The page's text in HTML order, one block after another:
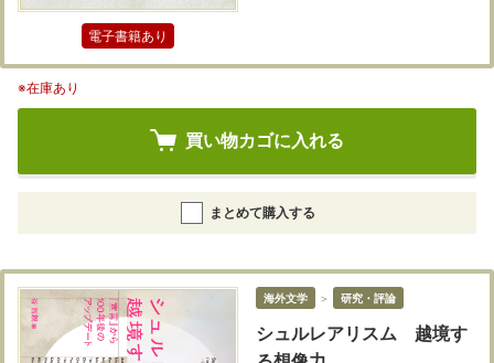
電子書籍あり
※在庫あり
買い物カゴに入れる
まとめて購入する
海外文学 ＞ 研究・評論
シュルレアリスム 越境す